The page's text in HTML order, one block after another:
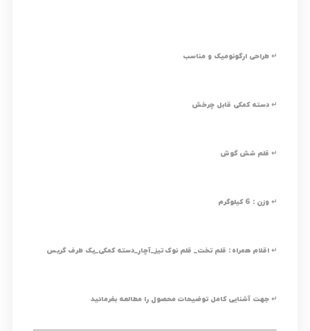
↵ طراحی ارگونومیک و مناسب
↵ دسته کمکی قابل چرخش
↵ قلم شش گوش
↵ وزن : 6 کیلوگرم
↵ اقلام همراه : قلم تخت_ قلم نوک تیز_آچار_دسته کمکی_یک ظرف گریس
↵ جهت آشنایی کامل توضیحات محصول را مطالعه بفرمائید